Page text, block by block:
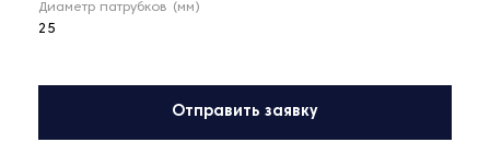
Диаметр патрубков (мм)
25
Отправить заявку